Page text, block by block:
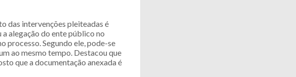
das intervenções pleiteadas é
alegação do ente público no
processo. Segundo ele, pode-se
ao mesmo tempo. Destacou que
que a documentação anexada é